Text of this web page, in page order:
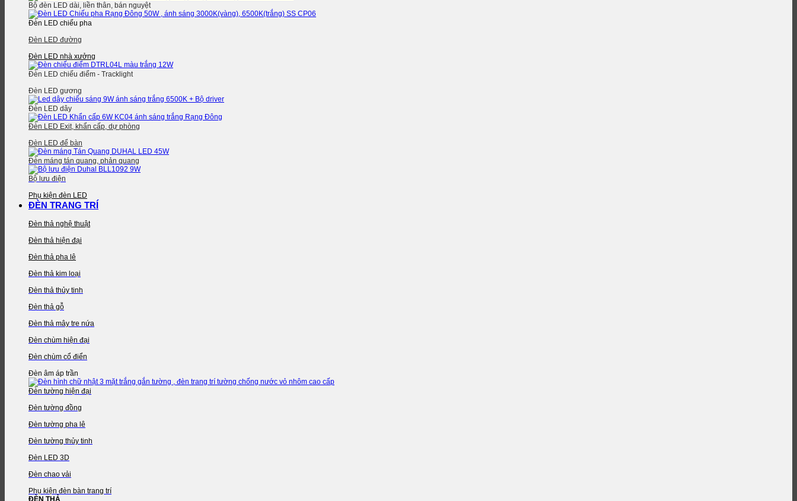
Bộ đèn LED dài, liền thân, bán nguyệt
Đèn LED chiếu pha
Đèn LED đường
Đèn LED nhà xưởng
Đèn LED chiếu điểm - Tracklight
Đèn LED gương
Đèn LED dây
Đèn LED Exit, khẩn cấp, dự phòng
Đèn LED để bàn
Đèn máng tán quang, phản quang
Bộ lưu điện
Phụ kiện đèn LED
ĐÈN TRANG TRÍ
Đèn thả nghệ thuật
Đèn thả hiện đại
Đèn thả pha lê
Đèn thả kim loại
Đèn thả thủy tinh
Đèn thả gỗ
Đèn thả mây tre nứa
Đèn chùm hiện đại
Đèn chùm cổ điển
Đèn âm áp trần
Đèn tường hiện đại
Đèn tường đồng
Đèn tường pha lê
Đèn tường thủy tinh
Đèn LED 3D
Đèn chao vải
Phụ kiện đèn bàn trang trí
ĐÈN THẢ